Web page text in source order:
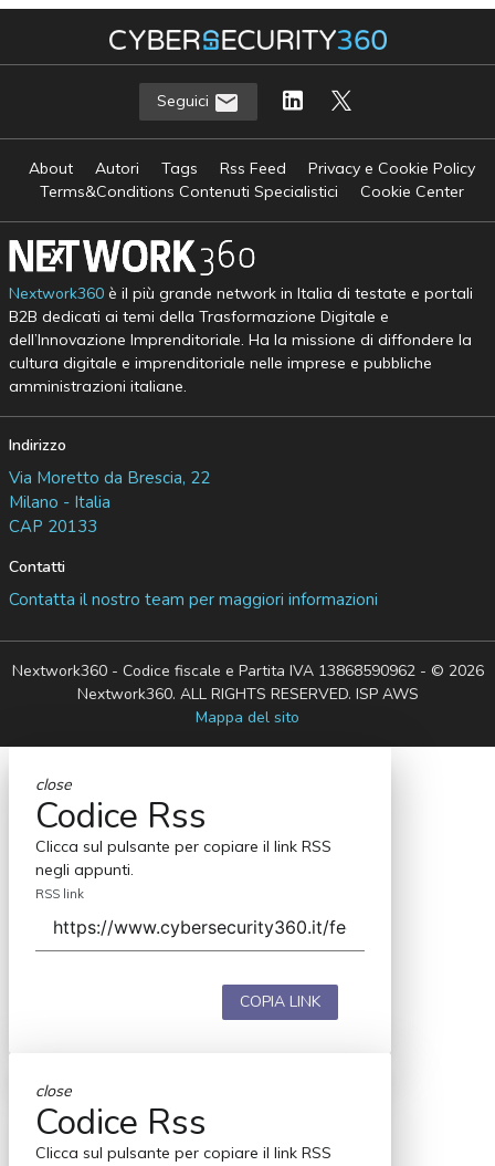
Seguici
About Autori Tags Rss Feed
Privacy e Cookie Policy
Terms&Conditions Contenuti Specialistici
Cookie Center
Nextwork360è il più grande network in Italia di testate e portali
B2B dedicati ai temi della Trasformazione Digitale e
dell’Innovazione Imprenditoriale. Ha la missione di diffondere la
cultura digitale e imprenditoriale nelle imprese e pubbliche
amministrazioni italiane.
Indirizzo
Via Moretto da Brescia, 22
Milano - Italia
CAP 20133
Contatti
Contatta il nostro team per maggiori informazioni
Nextwork360 - Codice fiscale e Partita IVA 13868590962 - © 2026
Nextwork360. ALL RIGHTS RESERVED. ISP AWS
Mappa del sito
close
Codice Rss
Clicca sul pulsante per copiare il link RSS
negli appunti.
RSS link
COPIA LINK
close
Codice Rss
Clicca sul pulsante per copiare il link RSS